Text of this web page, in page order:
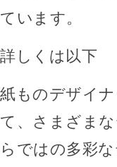
ています。
詳しくは以下
紙ものデザイ
て、さまざま
らではの多彩